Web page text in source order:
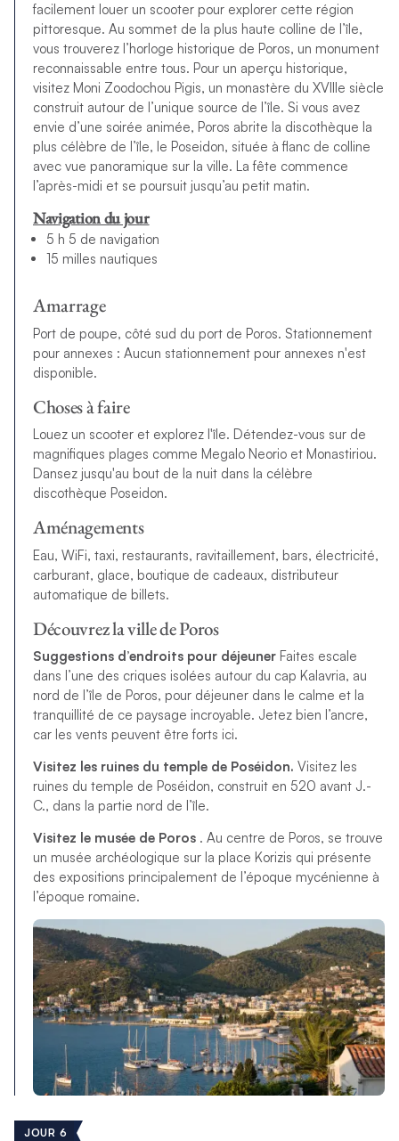
facilement louer un scooter pour explorer cette région
pittoresque. Au sommet de la plus haute colline de l’île,
vous trouverez l’horloge historique de Poros, un monument
reconnaissable entre tous. Pour un aperçu historique,
visitez Moni Zoodochou Pigis, un monastère du XVIIIe siècle
construit autour de l’unique source de l’île. Si vous avez
envie d’une soirée animée, Poros abrite la discothèque la
plus célèbre de l’île, le Poseidon, située à flanc de colline
avec vue panoramique sur la ville. La fête commence
l’après-midi et se poursuit jusqu’au petit matin.
Navigation du jour
5 h 5 de navigation
15 milles nautiques
Amarrage
Port de poupe, côté sud du port de Poros. Stationnement
pour annexes : Aucun stationnement pour annexes n'est
disponible.
Choses à faire
Louez un scooter et explorez l'île. Détendez-vous sur de
magnifiques plages comme Megalo Neorio et Monastiriou.
Dansez jusqu'au bout de la nuit dans la célèbre
discothèque Poseidon.
Aménagements
Eau, WiFi, taxi, restaurants, ravitaillement, bars, électricité,
carburant, glace, boutique de cadeaux, distributeur
automatique de billets.
Découvrez la ville de Poros
Suggestions d’endroits pour déjeunerFaites escale
dans l’une des criques isolées autour du cap Kalavria, au
nord de l’île de Poros, pour déjeuner dans le calme et la
tranquillité de ce paysage incroyable. Jetez bien l’ancre,
car les vents peuvent être forts ici.
Visitez les ruines du temple de Poséidon. Visitez les
ruines du temple de Poséidon, construit en 520 avant J.-
C., dans la partie nord de l’île.
Visitez le musée de Poros. Au centre de Poros, se trouve
un musée archéologique sur la place Korizis qui présente
des expositions principalement de l’époque mycénienne à
l’époque romaine.
JOUR 6